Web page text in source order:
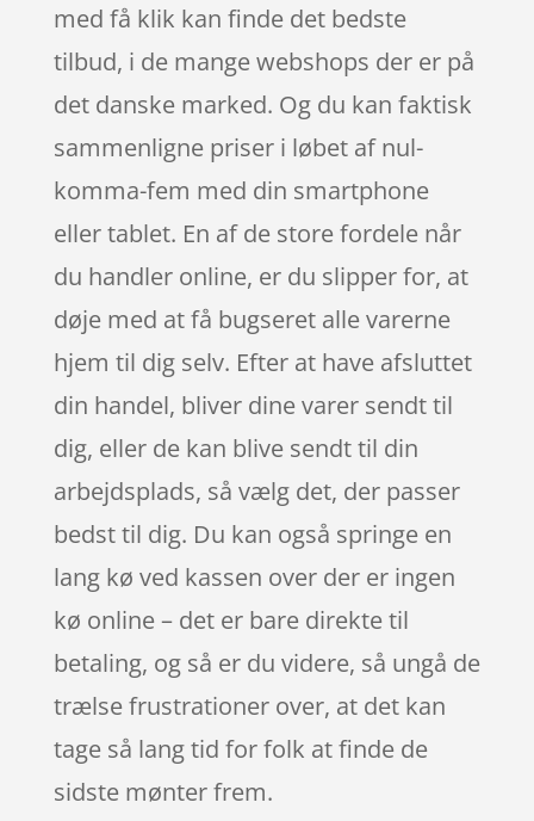
med få klik kan finde det bedste
tilbud, i de mange webshops der er på
det danske marked. Og du kan faktisk
sammenligne priser i løbet af nul-
komma-fem med din smartphone
eller tablet. En af de store fordele når
du handler online, er du slipper for, at
døje med at få bugseret alle varerne
hjem til dig selv. Efter at have afsluttet
din handel, bliver dine varer sendt til
dig, eller de kan blive sendt til din
arbejdsplads, så vælg det, der passer
bedst til dig. Du kan også springe en
lang kø ved kassen over der er ingen
kø online – det er bare direkte til
betaling, og så er du videre, så ungå de
trælse frustrationer over, at det kan
tage så lang tid for folk at finde de
sidste mønter frem.